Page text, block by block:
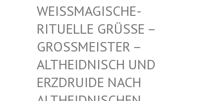
ISSMAGISCHE- RIT
UELLE GRÜSSE – GROSS
MEISTER – ALTHE
IDNISCH UND ERZDR
UIDE NACH ALTHE